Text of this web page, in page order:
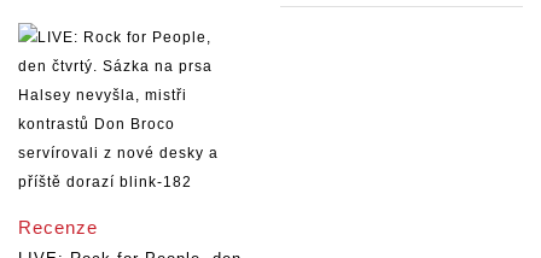
Recenze